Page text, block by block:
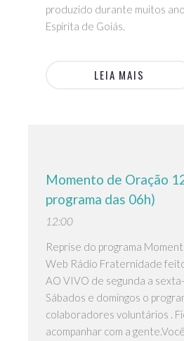
produzido durante muitos
Espírita de Goiás.
LEIA MAIS
Momento de Oração
programa das 06h)
12:00
Reprise do programa
Web Rádio Fraternidade
AO VIVO de segunda a
Sábados e domingos o
colaboradores voluntários .
acompanhar com a